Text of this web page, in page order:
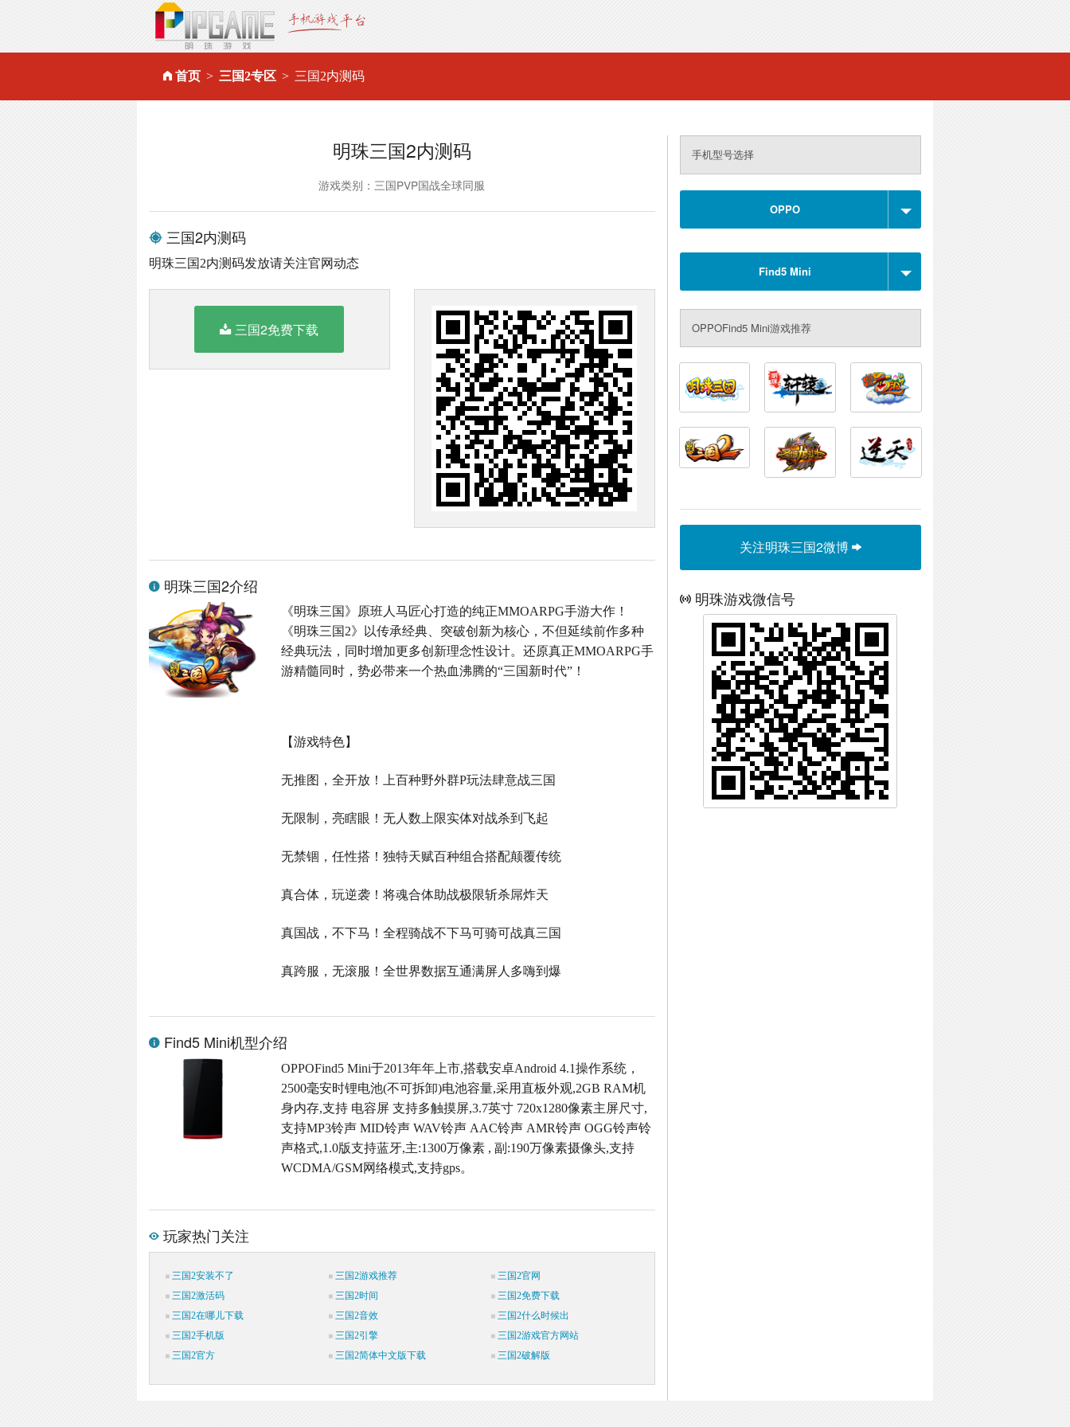
首页 三国2专区 三国2内测码
明珠三国2内测码
游戏类别：三国PVP国战全球同服
三国2内测码
明珠三国2内测码发放请关注官网动态
三国2免费下载
明珠三国2介绍
《明珠三国》原班人马匠心打造的纯正MMOARPG手游大作！
《明珠三国2》以传承经典、突破创新为核心，不但延续前作多种
经典玩法，同时增加更多创新理念性设计。还原真正MMOARPG手
游精髓同时，势必带来一个热血沸腾的“三国新时代”！
【游戏特色】
无推图，全开放！上百种野外群P玩法肆意战三国
无限制，亮瞎眼！无人数上限实体对战杀到飞起
无禁锢，任性搭！独特天赋百种组合搭配颠覆传统
真合体，玩逆袭！将魂合体助战极限斩杀屌炸天
真国战，不下马！全程骑战不下马可骑可战真三国
真跨服，无滚服！全世界数据互通满屏人多嗨到爆
Find5 Mini机型介绍
OPPOFind5 Mini于2013年年上市,搭载安卓Android 4.1操作系统，
2500毫安时锂电池(不可拆卸)电池容量,采用直板外观,2GB RAM机
身内存,支持 电容屏 支持多触摸屏,3.7英寸 720x1280像素主屏尺寸,
支持MP3铃声 MID铃声 WAV铃声 AAC铃声 AMR铃声 OGG铃声铃
声格式,1.0版支持蓝牙,主:1300万像素 , 副:190万像素摄像头,支持
WCDMA/GSM网络模式,支持gps。
玩家热门关注
三国2安装不了 三国2游戏推荐
三国2官网
三国2激活码
三国2时间
三国2免费下载
三国2在哪儿下载
三国2音效
三国2什么时候出
三国2手机版
三国2引擎
三国2游戏官方网站
三国2官方
三国2简体中文版下载 三国2破解版
手机型号选择
OPPO
Find5 Mini
OPPOFind5 Mini游戏推荐
关注明珠三国2微博
明珠游戏微信号